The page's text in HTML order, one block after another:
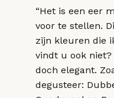
“Het is een eer
voor te stellen.
zijn kleuren die
vindt u ook
doch elegant.
degusteer: